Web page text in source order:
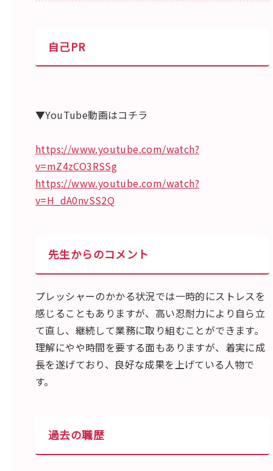
自己PR
▼YouTube動画はコチラ
https://www.youtube.com/watch?
v=mZ4zCO3RSSg
https://www.youtube.com/watch?
v=H_dA0nvSS2Q
先生からのコメント
プレッシャーのかかる状況では一時的にストレスを
感じることもありますが、高い忍耐力により自ら立
て直し、継続して業務に取り組むことができます。
理解にやや時間を要する面もありますが、着実に成
長を遂げており、良好な成果を上げている人物で
す。
過去の職歴